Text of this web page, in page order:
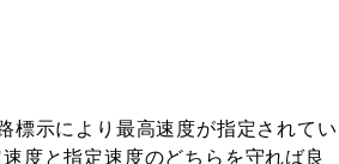
示により最高速度が指定されてい
度と指定速度のどちらを守れば良